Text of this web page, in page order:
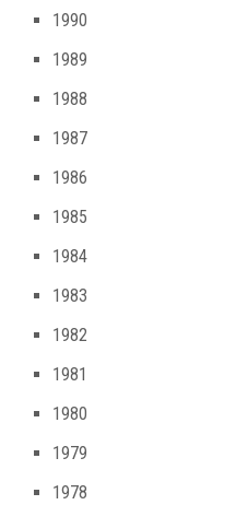
1990
1989
1988
1987
1986
1985
1984
1983
1982
1981
1980
1979
1978